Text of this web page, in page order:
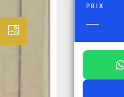
PRIX
—